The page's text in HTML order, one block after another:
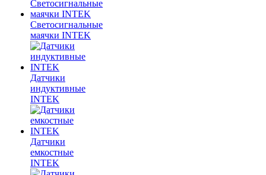
Светосигнальные
маячки INTEK
Датчики
индуктивные
INTEK
Датчики
емкостные
INTEK